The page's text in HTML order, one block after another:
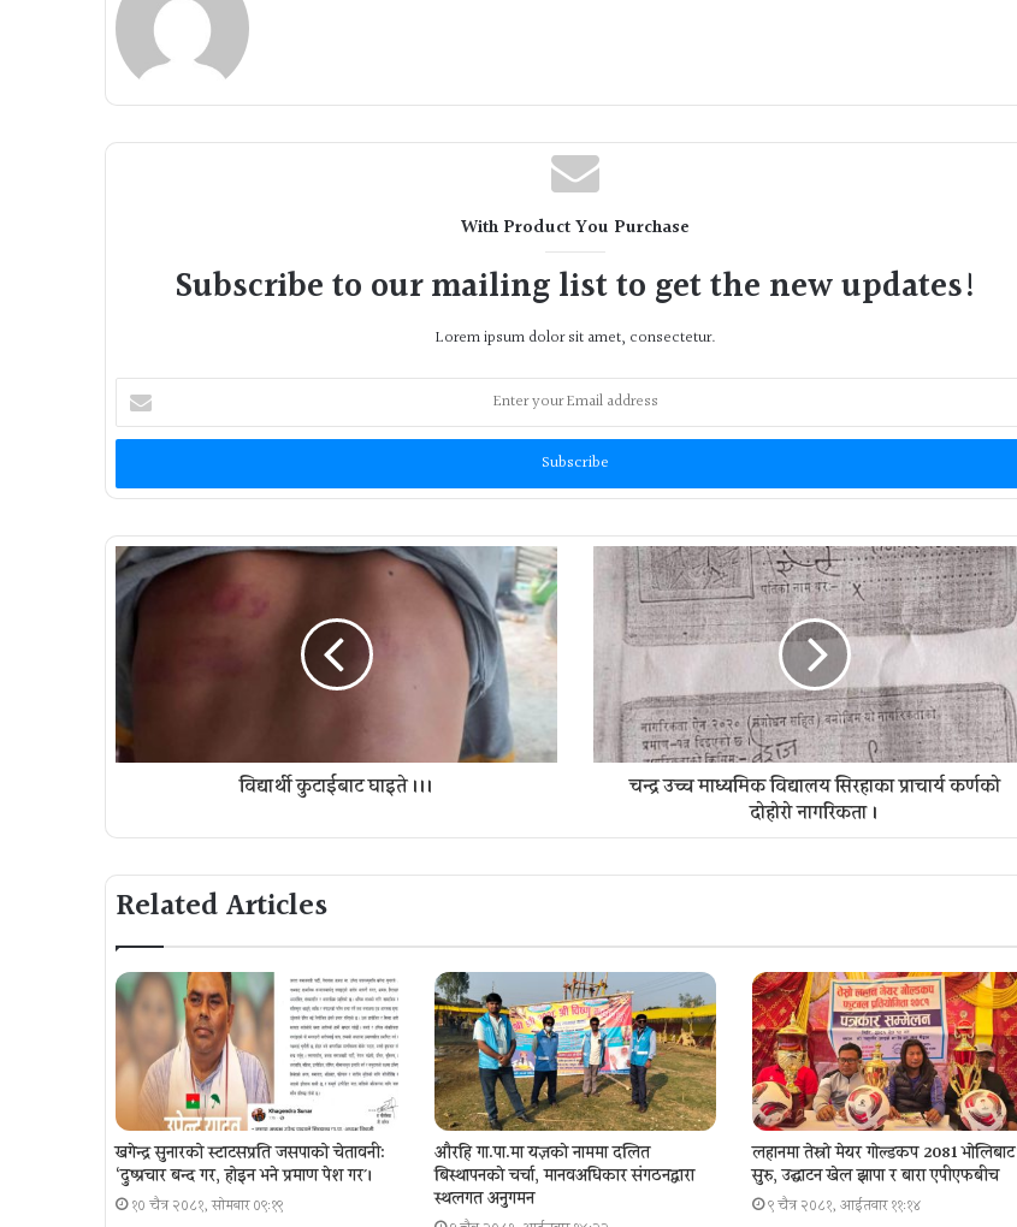
With Product You Purchase
Subscribe to our mailing list to get the new updates!
Lorem ipsum dolor sit amet, consectetur.
your
Email
विद्यार्थी कुटाईबाट घाइते ।।।
चन्द्र उच्च माध्यमिक विद्यालय सिरहाका प्राचार्य कर्णको
दोहोरो नागरिकता ।
Related Articles
खगेन्द्र सुनारको स्टाटसप्रति जसपाको चेतावनी:
‘दुष्प्रचार बन्द गर, होइन भने प्रमाण पेश गर´।
१० चैत्र २०८१, सोमबार ०९:१९
औरहि गा.पा.मा यज्ञकाे नाममा दलित
बिस्थापनकाे चर्चा, मानवअधिकार संगठनद्वारा
स्थलगत अनुगमन
लहानमा तेस्रो मेयर गोल्डकप 2081 भोलिबाट
सुरु, उद्घाटन खेल झापा र बारा एपीएफबीच
९ चैत्र २०८१, आईतवार ११:१४